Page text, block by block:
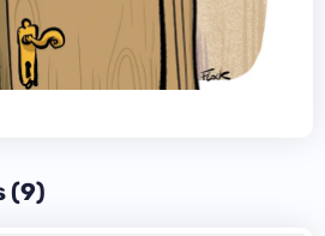
(9)